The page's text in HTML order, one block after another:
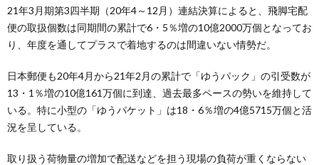
21年3月期第3四半期（20年4～12月）連結決算によると、飛脚宅配
便の取扱個数は同期間の累計で6・5％増の10億2000万個となってお
り、年度を通してプラスで着地するのは間違いない情勢だ。
日本郵便も20年4月から21年2月の累計で「ゆうパック」の引受数が
13・1％増の10億161万個に到達、過去最多ペースの勢いを維持して
いる。特に小型の「ゆうパケット」は18・6％増の4億5715万個と活
況を呈している。
取り扱う荷物量の増加で配送などを担う現場の負荷が重くならない